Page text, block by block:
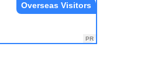
Overseas Visitors